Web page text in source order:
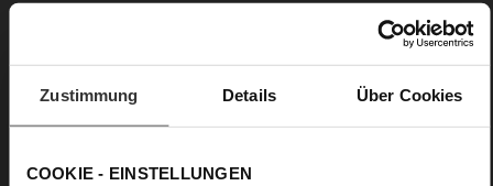
Zustimmung Details Über Cookies
COOKIE - EINSTELLUNGEN
Details
F 1/2